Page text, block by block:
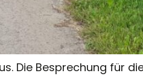
Die Besprechung für